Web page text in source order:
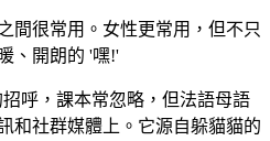
間很常用。女性更常用，但不只
、開朗的 '嘿!'
呼，課本常忽略，但法語母語
和社群媒體上。它源自躲貓貓的